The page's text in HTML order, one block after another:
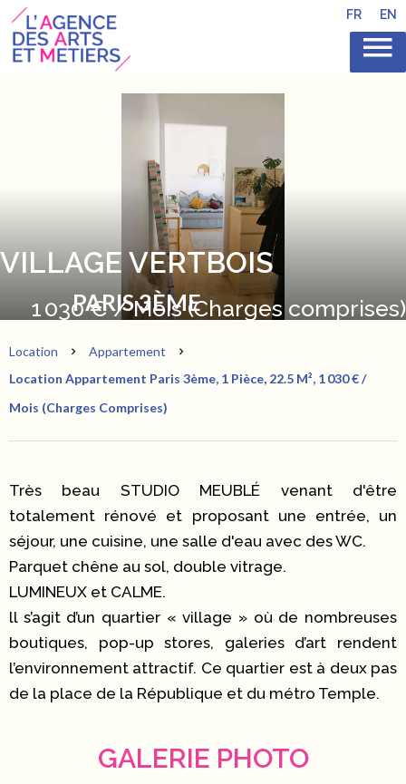
FR EN
VILLAGE VERTBOIS
PARIS 3ÈME
1 030 € / Mois (Charges comprises)
Location
Appartement
Location Appartement Paris 3ème, 1 Pièce, 22.5 M², 1 030 € /
Mois (Charges Comprises)
Très beau STUDIO MEUBLÉ venant d'être
totalement rénové et proposant une entrée, un
séjour, une cuisine, une salle d'eau avec des WC.
Parquet chêne au sol, double vitrage.
LUMINEUX et CALME.
ll s’agit d’un quartier « village » où de nombreuses
boutiques, pop-up stores, galeries d’art rendent
l’environnement attractif. Ce quartier est à deux pas
de la place de la République et du métro Temple.
GALERIE PHOTO